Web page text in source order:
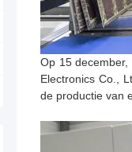
Op 15
Electronics Co.,
de productie van